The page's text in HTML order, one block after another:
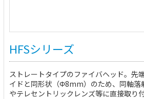
HFSシリーズ
ストレートタイプのファイバヘッド。先
イドと同形状（Φ8mm）のため、同軸落
やテレセントリックレンズ等に直接取り